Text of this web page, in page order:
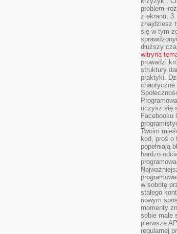
z ekranu. 3.
znajdziesz
się w tym
dłuższy
witryna
prowadzi
struktury
praktyki.
chaotyczne
uczysz się
Facebooku
Twoim
kod, proś o
popełniają
bardzo
w sobotę
stałego
nowym
momenty
sobie małe
pierwsze
regularnej